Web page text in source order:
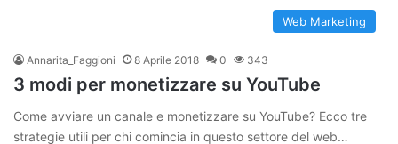
Web Marketing
Annarita_Faggioni 8 Aprile 2018 0 343
3 modi per monetizzare su YouTube
Come avviare un canale e monetizzare su YouTube? Ecco tre
strategie utili per chi comincia in questo settore del web…